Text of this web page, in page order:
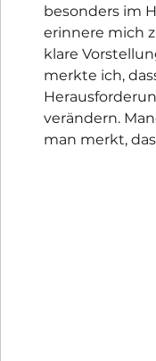
besonders im
erinnere mich
klare
merkte ich,
verändern.
man merkt,